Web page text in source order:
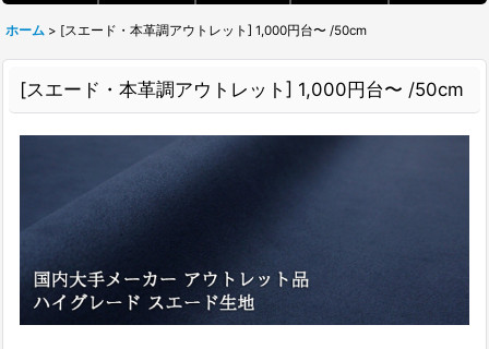
ホーム > [スエード・本革調アウトレット] 1,000円台〜 /50cm
[スエード・本革調アウトレット] 1,000円台〜 /50cm